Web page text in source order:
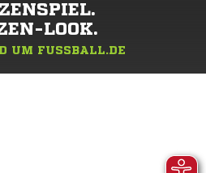
LOOK.
UM FUSSBALL.DE